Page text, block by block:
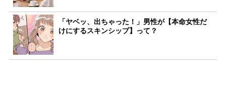
「ヤベッ、出ちゃった！」男性が【本命女性だ
けにするスキンシップ】って？